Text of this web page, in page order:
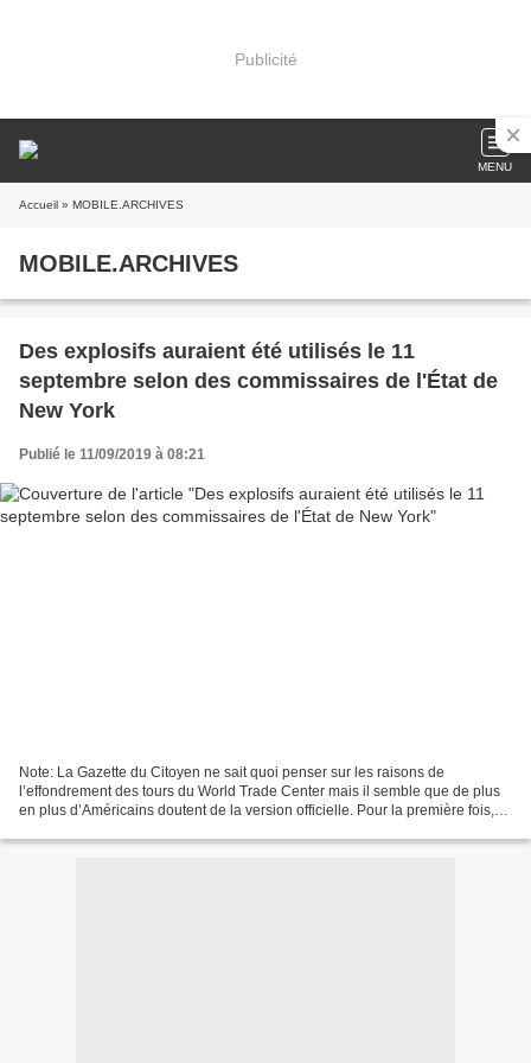
Publicité
MENU
Accueil » MOBILE.ARCHIVES
MOBILE.ARCHIVES
Des explosifs auraient été utilisés le 11
septembre selon des commissaires de l'État de
New York
Publié le 11/09/2019 à 08:21
Note: La Gazette du Citoyen ne sait quoi penser sur les raisons de
l’effondrement des tours du World Trade Center mais il semble que de plus
en plus d’Américains doutent de la version officielle. Pour la première fois,